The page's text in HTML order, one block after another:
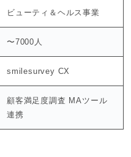
ビューティ＆ヘルス事業
〜7000人
smilesurvey CX
顧客満足度調査 MAツール
連携